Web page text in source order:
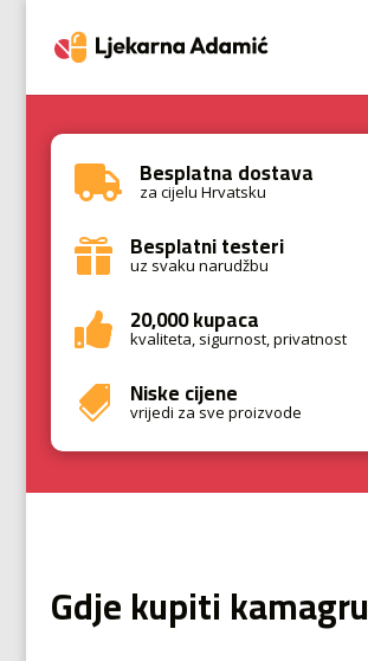
 Besplatna dostava
za cijelu Hrvatsku
 Besplatni testeri
uz svaku narudžbu
 20,000 kupaca
kvaliteta, sigurnost, privatnost
 Niske cijene
vrijedi za sve proizvode
Gdje kupiti kamagru